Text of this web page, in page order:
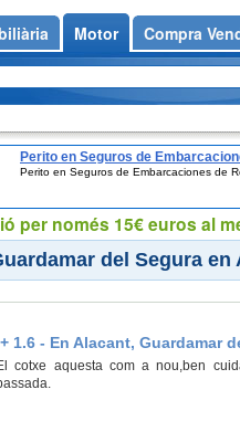
Perito en Seguros de
de Recreo
Perito en Seguros de Embarcaciones de
del Segura en
1.6 - En Alacant, Guardamar
cotxe aquesta com a nou,ben
Motor Compra
per només 15€ euros al